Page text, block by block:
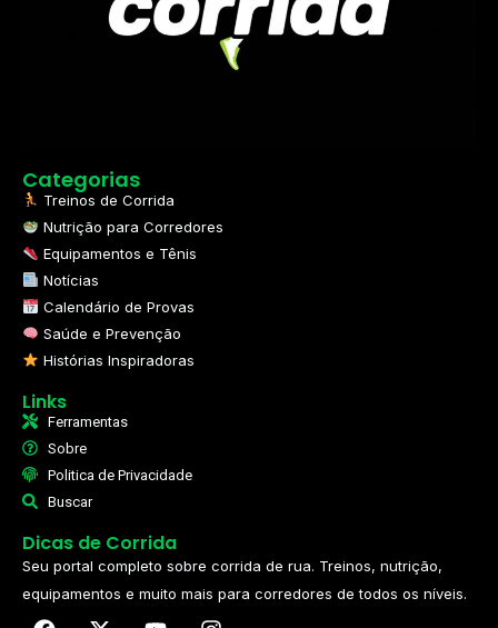
Categorias
Treinos de Corrida
Nutrição para Corredores
Equipamentos e Tênis
Notícias
Calendário de Provas
Saúde e Prevenção
Histórias Inspiradoras
Links
Ferramentas
Sobre
Politica de Privacidade
Buscar
Dicas de Corrida
Seu portal completo sobre corrida de rua. Treinos, nutrição,
equipamentos e muito mais para corredores de todos os níveis.​